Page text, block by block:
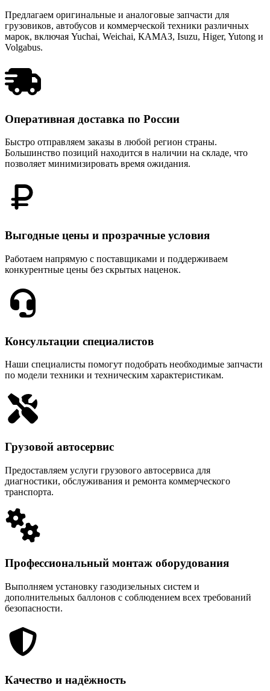
Предлагаем оригинальные и аналоговые запчасти для
грузовиков, автобусов и коммерческой техники различных
марок, включая Yuchai, Weichai, КАМАЗ, Isuzu, Higer, Yutong и
Volgabus.
Оперативная доставка по России
Быстро отправляем заказы в любой регион страны.
Большинство позиций находится в наличии на складе, что
позволяет минимизировать время ожидания.
Выгодные цены и прозрачные условия
Работаем напрямую с поставщиками и поддерживаем
конкурентные цены без скрытых наценок.
Консультации специалистов
Наши специалисты помогут подобрать необходимые запчасти
по модели техники и техническим характеристикам.
Грузовой автосервис
Предоставляем услуги грузового автосервиса для
диагностики, обслуживания и ремонта коммерческого
транспорта.
Профессиональный монтаж оборудования
Выполняем установку газодизельных систем и
дополнительных баллонов с соблюдением всех требований
безопасности.
Качество и надёжность